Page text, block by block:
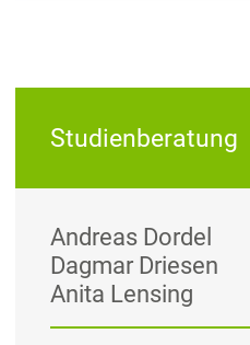
Studienberatung
Andreas Dordel
Dagmar Driesen
Anita Lensing